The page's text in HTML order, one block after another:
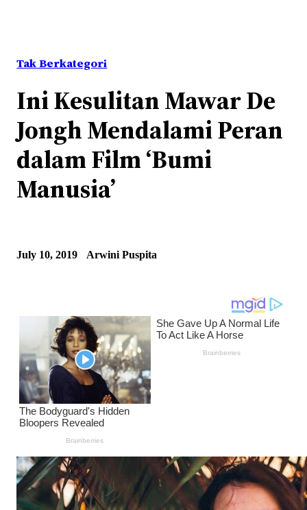
Tak Berkategori
Ini Kesulitan Mawar De
Jongh Mendalami Peran
dalam Film ‘Bumi
Manusia’
July 10, 2019 Arwini Puspita